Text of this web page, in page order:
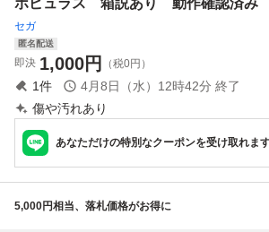
ポピュラス 箱説あり 動作確認済み
セガ
匿名配送
即決 1,000円 （税0円）
1件 4月8日（水）12時42分 終了
傷や汚れあり
あなただけの特別なクーポンを受け取れま
5,000円相当、落札価格がお得に